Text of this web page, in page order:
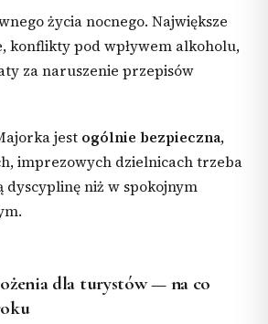
życia nocnego. Największe
konflikty pod wpływem alkoholu,
za naruszenie przepisów
jest ogólnie bezpieczna,
imprezowych dzielnicach trzeba
dyscyplinę niż w spokojnym
dla turystów — na co